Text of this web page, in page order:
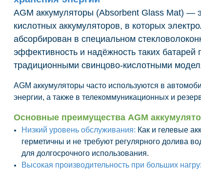
AGM аккумуляторы (Absorbent Glass Mat) —
кислотных аккумуляторов, в которых
абсорбирован в специальном
эффективность и надёжность таких батарей
традиционными свинцово-кислотными
AGM аккумуляторы часто используются в
энергии, а также в телекоммуникационных и
Основные преимущества AGM
Низкий уровень обслуживания: Как и гелевые
герметичны и не требуют регулярного долива
для долгосрочного использования.
Высокая производительность при больших